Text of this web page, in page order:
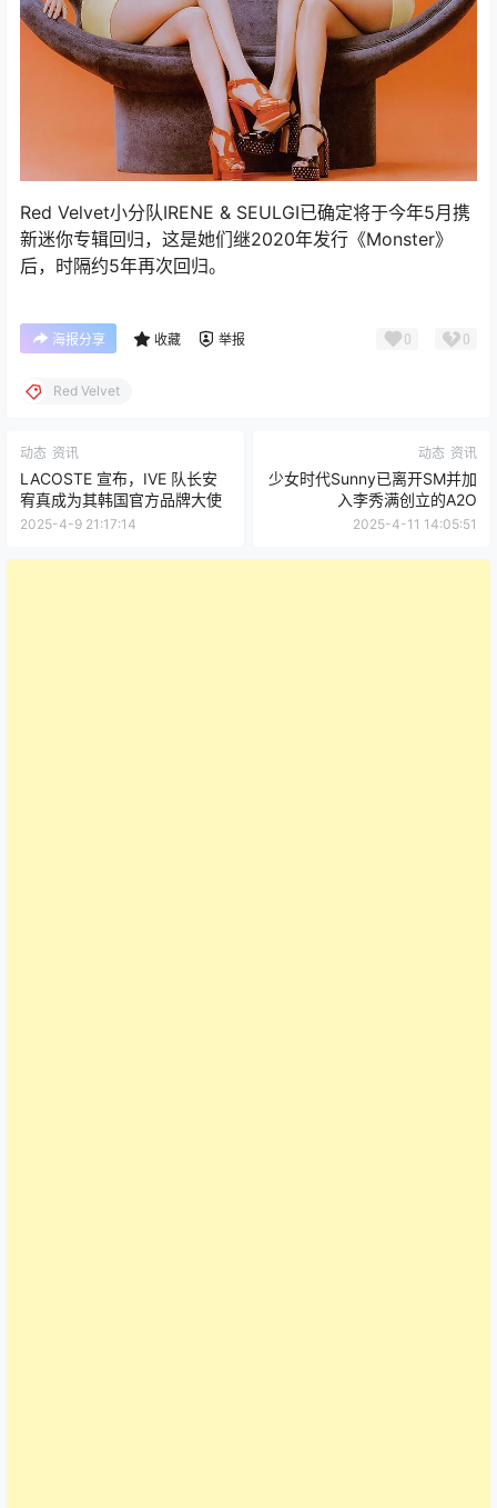
Red Velvet小分队IRENE & SEULGI已确定将于今年5月携
新迷你专辑回归，这是她们继2020年发行《Monster》
后，时隔约5年再次回归。
海报分享 收藏 举报 0 0
Red Velvet
动态 资讯
LACOSTE 宣布，IVE 队长安
宥真成为其韩国官方品牌大使
2025-4-9 21:17:14
动态 资讯
少女时代Sunny已离开SM并加
入李秀满创立的A2O
2025-4-11 14:05:51